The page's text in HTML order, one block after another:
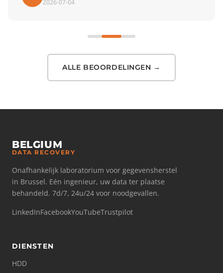
2026-07-04
ALLE BEOORDELINGEN →
BELGIUM
DATA RECOVERY
Onafhankelijk laboratorium voor gegevensherstel
in Brussel. Eén ingenieur, uw data ter plaatse
behandeld. 7d/7, 24u/24 voor noodgevallen.
LinkedInFacebookYouTubeTrustpilot
DIENSTEN
HDD